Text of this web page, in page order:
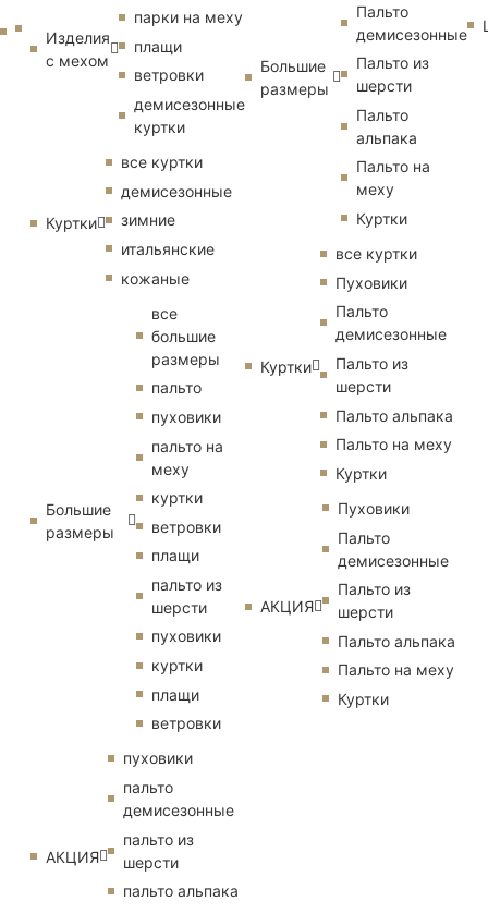
Изделия
с мехом
парки на меху
плащи
ветровки
демисезонные
куртки
Куртки
все куртки
демисезонные
зимние
итальянские
кожаные
Большие
размеры
все
большие
размеры
пальто
пуховики
пальто на
меху
куртки
ветровки
плащи
пальто из
шерсти
пуховики
куртки
плащи
ветровки
АКЦИЯ
пуховики
пальто
демисезонные
пальто из
шерсти
пальто альпака
Большие
размеры
Пальто
демисезонные
Пальто из
шерсти
Пальто
альпака
Пальто на
меху
Куртки
Куртки
все куртки
Пуховики
Пальто
демисезонные
Пальто из
шерсти
Пальто альпака
Пальто на меху
Куртки
АКЦИЯ
Пуховики
Пальто
демисезонные
Пальто из
шерсти
Пальто альпака
Пальто на меху
Куртки